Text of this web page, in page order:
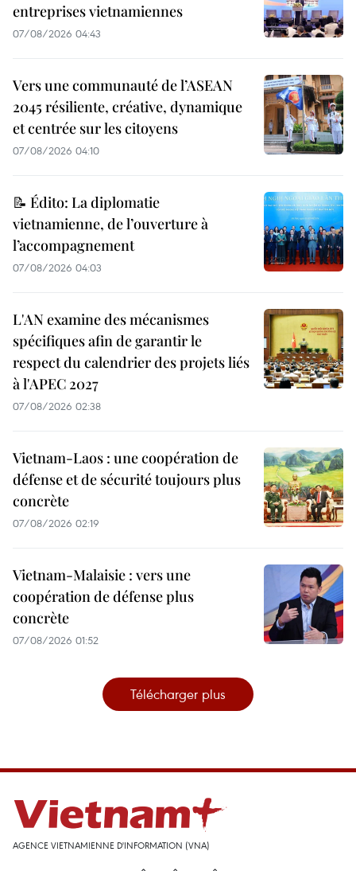
entreprises vietnamiennes
07/08/2026 04:43
Vers une communauté de l’ASEAN
2045 résiliente, créative, dynamique
et centrée sur les citoyens
07/08/2026 04:10
📝 Édito: La diplomatie
vietnamienne, de l’ouverture à
l’accompagnement
07/08/2026 04:03
L'AN examine des mécanismes
spécifiques afin de garantir le
respect du calendrier des projets liés
à l'APEC 2027
07/08/2026 02:38
Vietnam-Laos : une coopération de
défense et de sécurité toujours plus
concrète
07/08/2026 02:19
Vietnam-Malaisie : vers une
coopération de défense plus
concrète
07/08/2026 01:52
Télécharger plus
AGENCE VIETNAMIENNE D'INFORMATION (VNA)